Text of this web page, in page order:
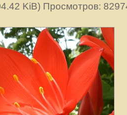
KiB) Просмотров: